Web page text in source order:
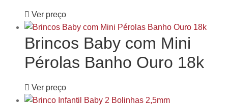
Ver preço
Brincos Baby com Mini
Pérolas Banho Ouro 18k
Ver preço